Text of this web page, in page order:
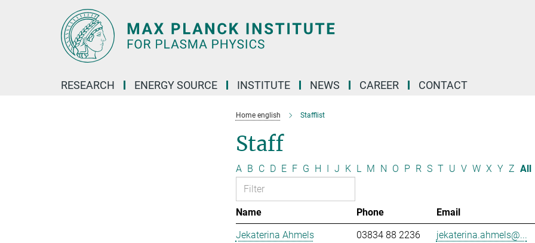
RESEARCH ENERGY SOURCE INSTITUTE NEWS CAREER CONTACT
Home english Stafflist
Staff
A B C D E F G H I J K L M N O P R S T U V W X Y Z All
Name Phone
Email
Jekaterina Ahmels
03834 88 2236
jekaterina.ahmels@...